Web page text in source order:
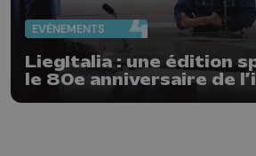
EVÈNEMENTS
LiegItalia : une édition
le 80e anniversaire de